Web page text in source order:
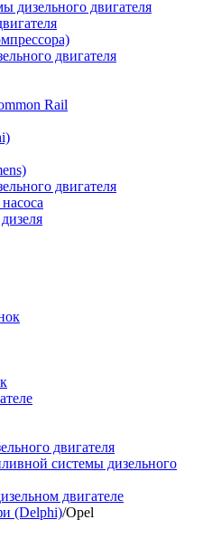
дизельного двигателя
двигателя
Rail
двигателя
двигателя
системы дизельного
двигателе
(Delphi)/Opel